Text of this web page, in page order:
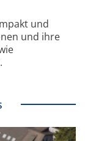
und
und ihre